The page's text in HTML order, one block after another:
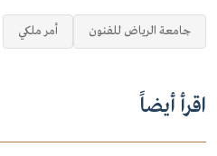
جامعة الرياض للفنون أمر ملكي
اقرأ أيضاً